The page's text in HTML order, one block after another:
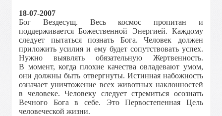
18-07-2007
Бог Вездесущ. Весь космос пропитан и
поддерживается Божественной Энергией. Каждому
следует пытаться познать Бога. Человек должен
приложить усилия и ему будет сопутствовать успех.
Нужно выявлять обязательную Жертвенность.
В момент, когда плохие качества овладевают умом,
они должны быть отвергнуты. Истинная набожность
означает уничтожение всех животных наклонностей
в человеке. Человеку следует стремиться осознать
Вечного Бога в себе. Это Первостепенная Цель
человеческой жизни.